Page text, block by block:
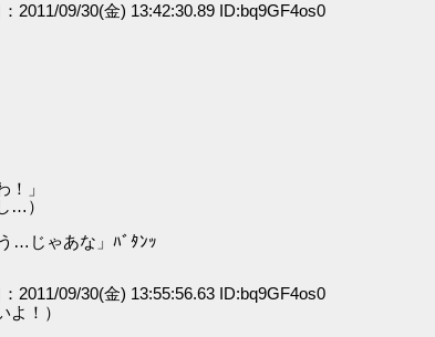
2011/09/30(金) 13:42:30.89 ID:bq9GF4os0
」
…）
…じゃあな」ﾊﾞﾀﾝｯ
2011/09/30(金) 13:55:56.63 ID:bq9GF4os0
！）